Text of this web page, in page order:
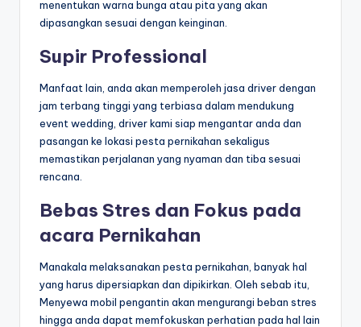
menentukan warna bunga atau pita yang akan
dipasangkan sesuai dengan keinginan.
Supir Professional
Manfaat lain, anda akan memperoleh jasa driver dengan
jam terbang tinggi yang terbiasa dalam mendukung
event wedding, driver kami siap mengantar anda dan
pasangan ke lokasi pesta pernikahan sekaligus
memastikan perjalanan yang nyaman dan tiba sesuai
rencana.
Bebas Stres dan Fokus pada
acara Pernikahan
Manakala melaksanakan pesta pernikahan, banyak hal
yang harus dipersiapkan dan dipikirkan. Oleh sebab itu,
Menyewa mobil pengantin akan mengurangi beban stres
hingga anda dapat memfokuskan perhatian pada hal lain